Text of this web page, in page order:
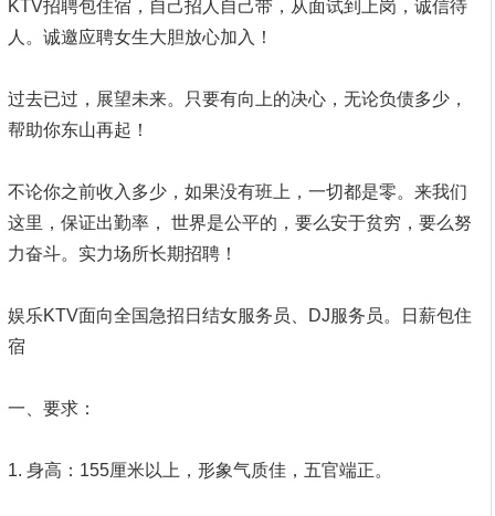
KTV招聘包住宿，自己招人自己带，从面试到上岗，诚信待
人。诚邀应聘女生大胆放心加入！
过去已过，展望未来。只要有向上的决心，无论负债多少，
帮助你东山再起！
不论你之前收入多少，如果没有班上，一切都是零。来我们
这里，保证出勤率， 世界是公平的，要么安于贫穷，要么努
力奋斗。实力场所长期招聘！
娱乐KTV面向全国急招日结女服务员、DJ服务员。日薪包住
宿
一、要求：
1. 身高：155厘米以上，形象气质佳，五官端正。